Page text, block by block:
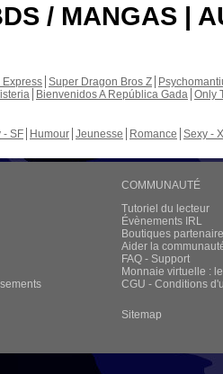
/ MANGAS |
Super Dragon Bros Z
Bienvenidos A República Gada Only
- SF Humour Jeunesse Romance Sexy -
COMMUNAUTÉ
Tutoriel du lecteur
Évènements IRL
Boutiques
Aider la
FAQ - Support
Monnaie virtuelle :
CGU - Conditions
Sitemap